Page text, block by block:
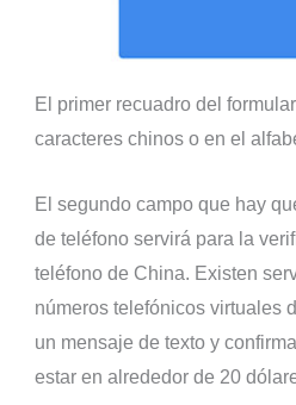
El primer recuadro del
caracteres chinos o en el
El segundo campo que hay
de teléfono servirá para la
teléfono de China. Existen
números telefónicos virtuales
un mensaje de texto y
estar en alrededor de 20